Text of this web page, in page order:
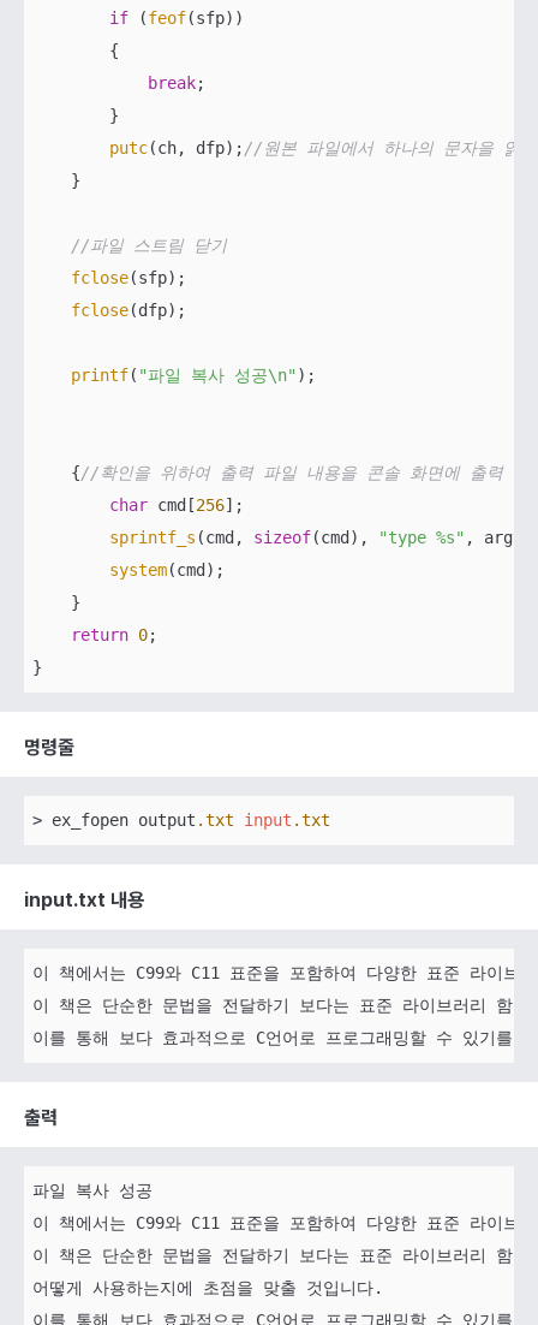
if (feof(sfp))
        {
break;
        }
putc(ch, dfp); //원본 파일에서 하나의 문자을 읽
    }
//파일 스트림 닫기
fclose(sfp);
fclose(dfp);
printf( "파일 복사 성공\n" );
    {
//확인을 위하여 출력 파일 내용을 콘솔 화면에 출력
char cmd[256];
sprintf_s (cmd, sizeof(cmd), "type %s" , argv[
system(cmd);
    }
return 0;
명령줄
> ex_fopen output .txt input .txt
input.txt 내용
이 책에서는 C99와 C11 표준을 포함하여 다양한 표준 라이브
이 책은 단순한 문법을 전달하기 보다는 표준 라이브러리 함
출력
파일 복사 성공
이 책에서는 C99와 C11 표준을 포함하여 다양한 표준 라이브
이 책은 단순한 문법을 전달하기 보다는 표준 라이브러리 함수
어떻게 사용하는지에 초점을 맞출 것입니다.